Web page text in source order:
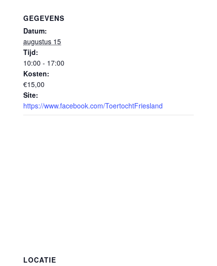
GEGEVENS
Datum:
augustus 15
Tijd:
10:00 - 17:00
Kosten:
€15,00
Site:
https://www.facebook.com/ToertochtFriesland
LOCATIE